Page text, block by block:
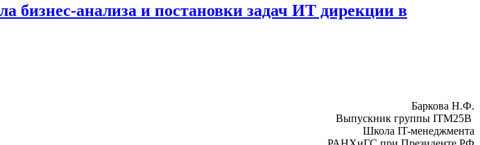
бизнес-анализа и постановки задач ИТ дирекции в
Баркова Н.Ф.
Выпускник группы ITM25B
Школа IT-менеджмента